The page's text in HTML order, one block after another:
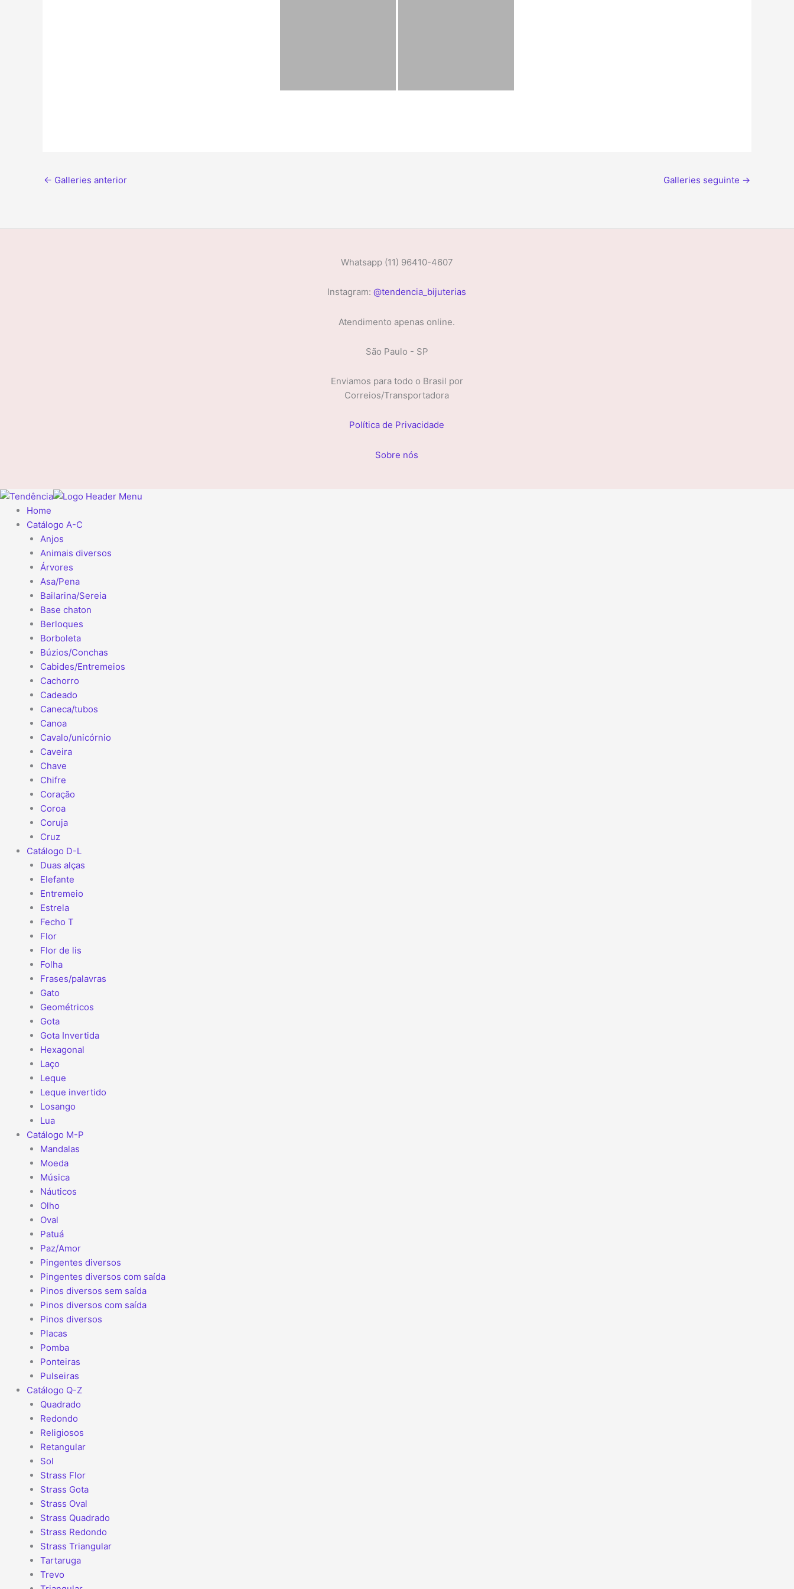
← Galleries anterior Galleries seguinte →
Whatsapp (11) 96410-4607
Instagram:@tendencia_bijuterias
Atendimento apenas online.
São Paulo - SP
Enviamos para todo o Brasil por
Correios/Transportadora
Política de Privacidade
Sobre nós
Home
Catálogo A-C
Anjos
Animais diversos
Árvores
Asa/Pena
Bailarina/Sereia
Base chaton
Berloques
Borboleta
Búzios/Conchas
Cabides/Entremeios
Cachorro
Cadeado
Caneca/tubos
Canoa
Cavalo/unicórnio
Caveira
Chave
Chifre
Coração
Coroa
Coruja
Cruz
Catálogo D-L
Duas alças
Elefante
Entremeio
Estrela
Fecho T
Flor
Flor de lis
Folha
Frases/palavras
Gato
Geométricos
Gota
Gota Invertida
Hexagonal
Laço
Leque
Leque invertido
Losango
Lua
Catálogo M-P
Mandalas
Moeda
Música
Náuticos
Olho
Oval
Patuá
Paz/Amor
Pingentes diversos
Pingentes diversos com saída
Pinos diversos sem saída
Pinos diversos com saída
Pinos diversos
Placas
Pomba
Ponteiras
Pulseiras
Catálogo Q-Z
Quadrado
Redondo
Religiosos
Retangular
Sol
Strass Flor
Strass Gota
Strass Oval
Strass Quadrado
Strass Redondo
Strass Triangular
Tartaruga
Trevo